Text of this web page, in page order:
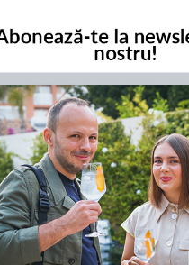
CARTEA NOASTRĂ